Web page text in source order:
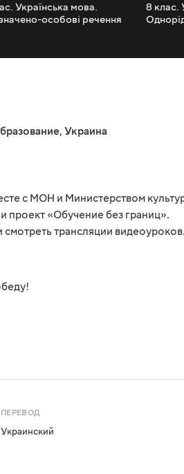
Українська мова.
особові речення
8 клас.
, Украина
с МОН и Министерством
проект «Обучение без границ».
трансляции видеоуроков.
ПЕРЕВОД
Украинский